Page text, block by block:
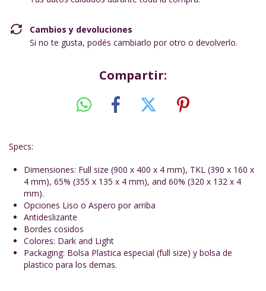
Cambios y devoluciones
Si no te gusta, podés cambiarlo por otro o devolverlo.
Compartir:
Specs:
Dimensiones: Full size (900 x 400 x 4 mm), TKL (390 x 160 x
4 mm), 65% (355 x 135 x 4 mm), and 60% (320 x 132 x 4
mm).
Opciones Liso o Aspero por arriba
Antideslizante
Bordes cosidos
Colores: Dark and Light
Packaging: Bolsa Plastica especial (full size) y bolsa de
plastico para los demas.